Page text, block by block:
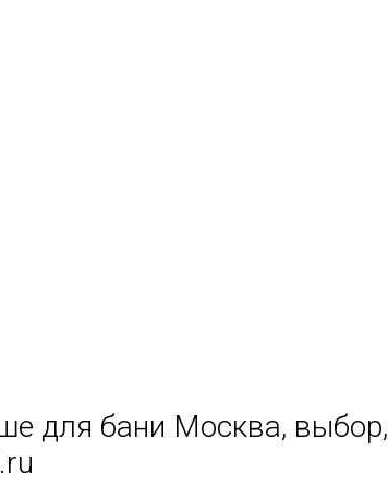
для бани Москва, выбор,